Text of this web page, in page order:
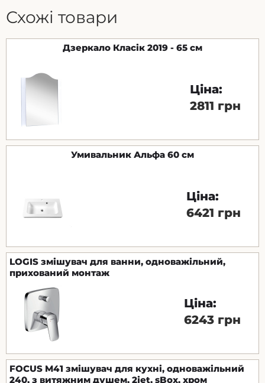
Схожі товари
Дзеркало Класік 2019 - 65 см
Ціна:
2811 грн
Умивальник Альфа 60 см
Ціна:
6421 грн
LOGIS змішувач для ванни, одноважільний,
прихований монтаж
Ціна:
6243 грн
FOCUS M41 змішувач для кухні, одноважільний
240, з витяжним душем, 2jet, sBox, хром